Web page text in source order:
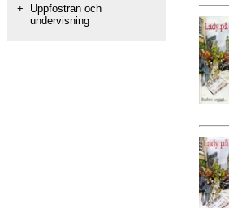
+
Uppfostran och
undervisning